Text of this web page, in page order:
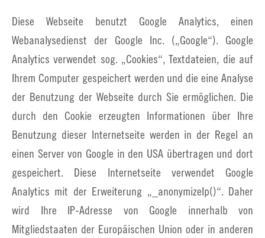
Diese Webseite benutzt Google Analytics, einen
Webanalysedienst der Google Inc. („Google“). Google
Analytics verwendet sog. „Cookies“, Textdateien, die auf
Ihrem Computer gespeichert werden und die eine Analyse
der Benutzung der Webseite durch Sie ermöglichen. Die
durch den Cookie erzeugten Informationen über Ihre
Benutzung dieser Internetseite werden in der Regel an
einen Server von Google in den USA übertragen und dort
gespeichert. Diese Internetseite verwendet Google
Analytics mit der Erweiterung „_anonymizeIp()“. Daher
wird Ihre IP-Adresse von Google innerhalb von
Mitgliedstaaten der Europäischen Union oder in anderen